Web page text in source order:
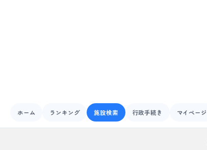
ホーム ランキング 施設検索 行政手続き マイページ